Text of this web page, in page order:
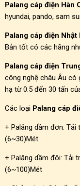
Palang cáp điện Hàn
hyundai, pando, sam
Palang cáp điện Nhật
Bản tốt có các hãng
Palang cáp điện
công nghệ châu Âu có
hạ từ 0.5 đến 30 tấn
Các loại Palang cáp
+ Palăng dầm đơn: Tải
(6~30)Mét
+ Palăng dầm đôi: Tải
(6~100)Mét